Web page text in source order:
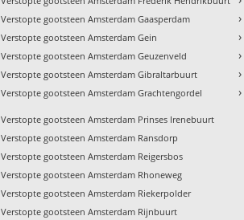
Verstopte gootsteen Amsterdam Gaasperdam
Verstopte gootsteen Amsterdam Gein
Verstopte gootsteen Amsterdam Geuzenveld
Verstopte gootsteen Amsterdam Gibraltarbuurt
Verstopte gootsteen Amsterdam Grachtengordel
›
›
›
›
›
Verstopte gootsteen Amsterdam Prinses Irenebuurt
Verstopte gootsteen Amsterdam Ransdorp
Verstopte gootsteen Amsterdam Reigersbos
Verstopte gootsteen Amsterdam Rhoneweg
Verstopte gootsteen Amsterdam Riekerpolder
Verstopte gootsteen Amsterdam Rijnbuurt